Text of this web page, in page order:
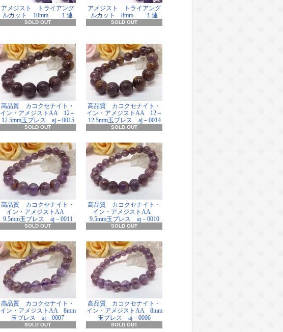
アメジスト トライアング
ルカット 10mm １連
SOLD OUT
アメジスト トライアング
ルカット 8mm １連
SOLD OUT
高品質 カコクセナイト・
イン・アメジストAA 12～
12.5mm玉ブレス aj－0015
SOLD OUT
高品質 カコクセナイト・
イン・アメジストAA 12～
12.5mm玉ブレス aj－0014
SOLD OUT
高品質 カコクセナイト・
イン・アメジストAA
9.5mm玉ブレス aj－0011
SOLD OUT
高品質 カコクセナイト・
イン・アメジストAA
9.5mm玉ブレス aj－0010
SOLD OUT
高品質 カコクセナイト・
イン・アメジストAA 8mm
玉ブレス aj－0007
SOLD OUT
高品質 カコクセナイト・
イン・アメジストAA 8mm
玉ブレス aj－0006
SOLD OUT